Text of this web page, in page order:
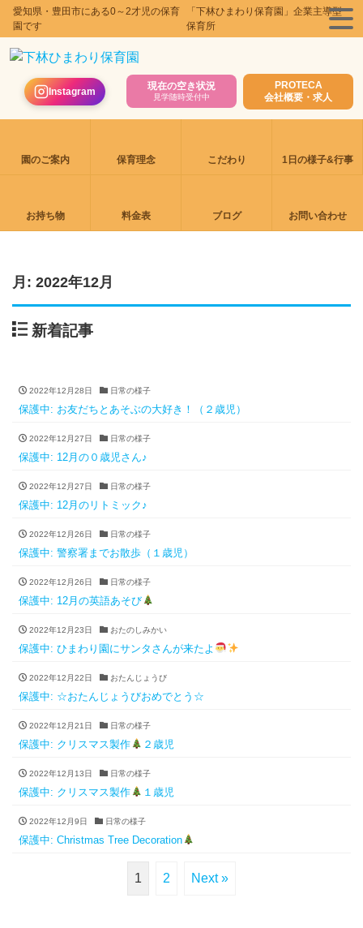
愛知県・豊田市にある0～2才児の保育
園です
「下林ひまわり保育園」企業主導型
保育所
Instagram 現在の空き状況
見学随時受付中
PROTECA
会社概要・求人
園のご案内 保育理念 こだわり 1日の様子&行事
お持ち物 料金表 ブログ お問い合わせ
月: 2022年12月
新着記事
2022年12月28日 日常の様子
保護中: お友だちとあそぶの大好き！（２歳児）
2022年12月27日 日常の様子
保護中: 12月の０歳児さん♪
2022年12月27日 日常の様子
保護中: 12月のリトミック♪
2022年12月26日 日常の様子
保護中: 警察署までお散歩（１歳児）
2022年12月26日 日常の様子
保護中: 12月の英語あそび
2022年12月23日 おたのしみかい
保護中: ひまわり園にサンタさんが来たよ
2022年12月22日 おたんじょうび
保護中: ☆おたんじょうびおめでとう☆
2022年12月21日 日常の様子
保護中: クリスマス製作 ２歳児
2022年12月13日 日常の様子
保護中: クリスマス製作 １歳児
2022年12月9日 日常の様子
保護中: Christmas Tree Decoration
1 2 Next »